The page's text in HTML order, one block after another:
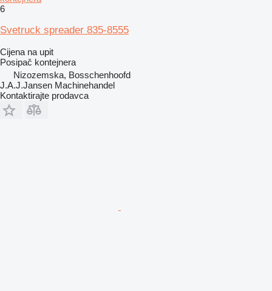
6
Svetruck spreader 835-8555
Cijena na upit
Posipač kontejnera
Nizozemska, Bosschenhoofd
J.A.J.Jansen Machinehandel
Kontaktirajte prodavca